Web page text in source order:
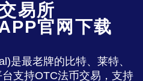
易所
官网下载
是最老牌的比特、莱特、
支持OTC法币交易，支持